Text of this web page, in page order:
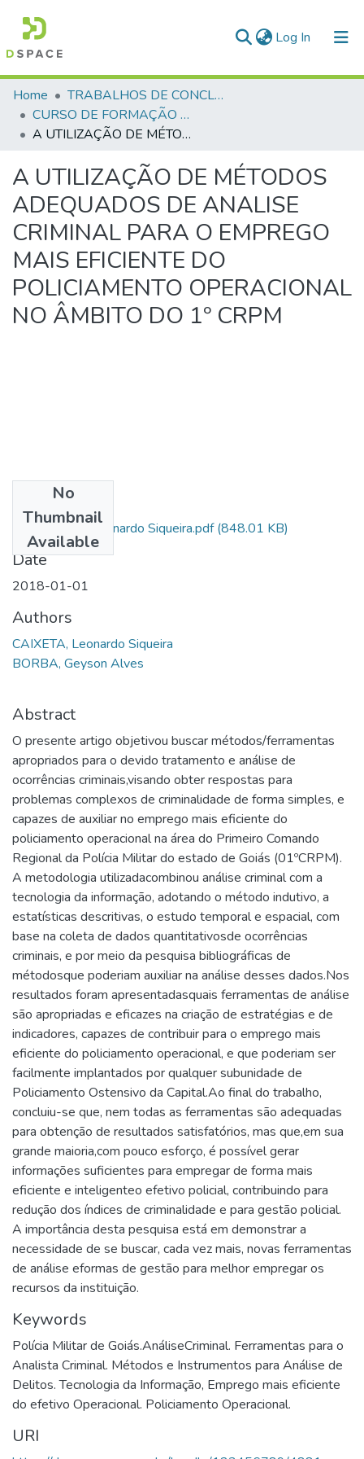
Log In (current)
Communities & Collections
All of DSpace
Home
TRABALHOS DE CONCLUSÃO DE CURSO - CFO (CURSO DE FORMAÇÃO DE OFICIAIS)
CURSO DE FORMAÇÃO DE OFICIAIS - 45ª TURMA CFO – ASPIRANTES - 2019
A UTILIZAÇÃO DE MÉTODOS ADEQUADOS DE ANALISE CRIMINAL PARA O EMPREGO MAIS EFICIENTE DO POLICIAMENTO OPERACIONAL NO ÂMBITO DO 1º CRPM
A UTILIZAÇÃO DE MÉTODOS
ADEQUADOS DE ANALISE
CRIMINAL PARA O EMPREGO
MAIS EFICIENTE DO
POLICIAMENTO OPERACIONAL
NO ÂMBITO DO 1º CRPM
No
Thumbnail
Available
52 CAIXETA, Leonardo Siqueira.pdf(848.01 KB)
Date
2018-01-01
Authors
CAIXETA, Leonardo Siqueira
BORBA, Geyson Alves
Abstract
O presente artigo objetivou buscar métodos/ferramentas
apropriados para o devido tratamento e análise de
ocorrências criminais,visando obter respostas para
problemas complexos de criminalidade de forma simples, e
capazes de auxiliar no emprego mais eficiente do
policiamento operacional na área do Primeiro Comando
Regional da Polícia Militar do estado de Goiás (01ºCRPM).
A metodologia utilizadacombinou análise criminal com a
tecnologia da informação, adotando o método indutivo, a
estatísticas descritivas, o estudo temporal e espacial, com
base na coleta de dados quantitativosde ocorrências
criminais, e por meio da pesquisa bibliográficas de
métodosque poderiam auxiliar na análise desses dados.Nos
resultados foram apresentadasquais ferramentas de análise
são apropriadas e eficazes na criação de estratégias e de
indicadores, capazes de contribuir para o emprego mais
eficiente do policiamento operacional, e que poderiam ser
facilmente implantados por qualquer subunidade de
Policiamento Ostensivo da Capital.Ao final do trabalho,
concluiu-se que, nem todas as ferramentas são adequadas
para obtenção de resultados satisfatórios, mas que,em sua
grande maioria,com pouco esforço, é possível gerar
informações suficientes para empregar de forma mais
eficiente e inteligenteo efetivo policial, contribuindo para
redução dos índices de criminalidade e para gestão policial.
A importância desta pesquisa está em demonstrar a
necessidade de se buscar, cada vez mais, novas ferramentas
de análise eformas de gestão para melhor empregar os
recursos da instituição.
Keywords
Polícia Militar de Goiás.AnáliseCriminal. Ferramentas para o
Analista Criminal. Métodos e Instrumentos para Análise de
Delitos. Tecnologia da Informação, Emprego mais eficiente
do efetivo Operacional. Policiamento Operacional.
URI